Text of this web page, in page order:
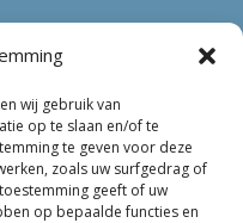
wij gebruik van
op te slaan en/of te
te geven voor deze
zoals uw surfgedrag of
geeft of uw
op bepaalde functies en